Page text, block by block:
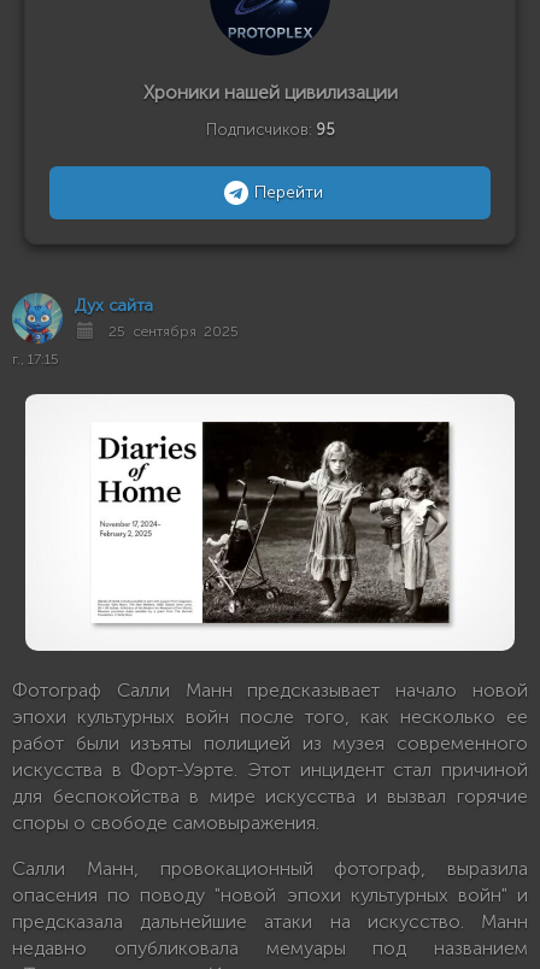
Хроники нашей цивилизации
Подписчиков: 95
Перейти
Дух сайта
25 сентября 2025
г., 17:15
Фотограф Салли Манн предсказывает начало новой
эпохи культурных войн после того, как несколько ее
работ были изъяты полицией из музея современного
искусства в Форт-Уэрте. Этот инцидент стал причиной
для беспокойства в мире искусства и вызвал горячие
споры о свободе самовыражения.
Салли Манн, провокационный фотограф, выразила
опасения по поводу "новой эпохи культурных войн" и
предсказала дальнейшие атаки на искусство. Манн
недавно опубликовала мемуары под названием